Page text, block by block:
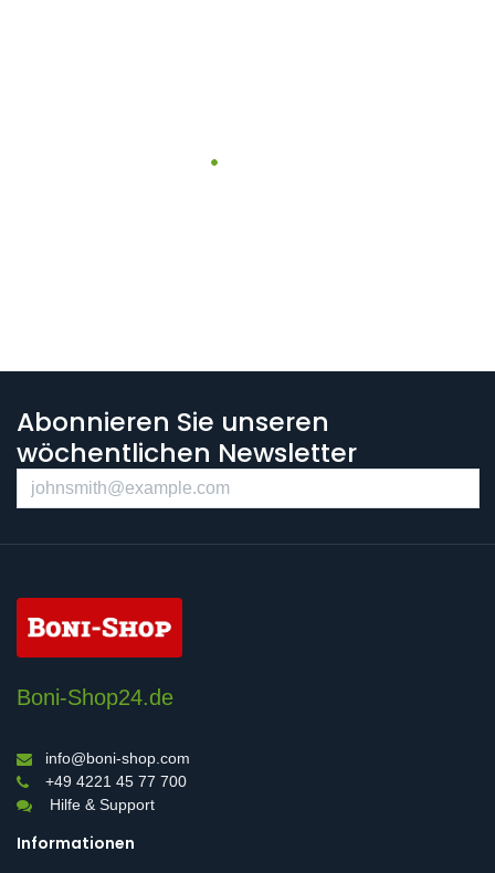
Abonnieren Sie unseren
wöchentlichen Newsletter
Boni-Shop24.de
info@boni-shop.com
+49 4221 45 77 700
Hilfe & Support
Informationen